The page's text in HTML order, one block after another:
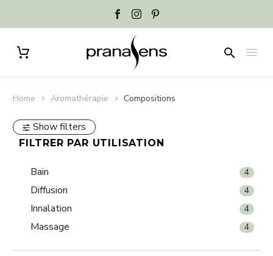
Home Aromathérapie Compositions
Show filters
FILTRER PAR UTILISATION
Bain 4
Diffusion 4
Innalation 4
Massage 4